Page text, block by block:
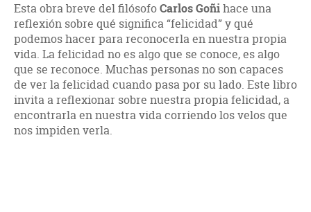
Esta obra breve del filósofoCarlos Goñihace una
reflexión sobre qué significa “felicidad” y qué
podemos hacer para reconocerla en nuestra propia
vida. La felicidad no es algo que se conoce, es algo
que se reconoce. Muchas personas no son capaces
de ver la felicidad cuando pasa por su lado. Este libro
invita a reflexionar sobre nuestra propia felicidad, a
encontrarla en nuestra vida corriendo los velos que
nos impiden verla.